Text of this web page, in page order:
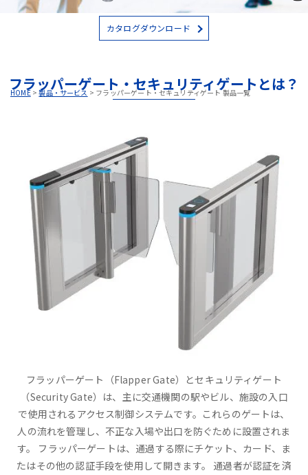
HOME>製品・サービス > フラッパーゲート・セキュリティゲート 製品一覧
カタログダウンロード
フラッパーゲート・セキュリティゲートとは？
フラッパーゲート（Flapper Gate）とセキュリティゲート
（Security Gate）は、主に交通機関の駅やビル、施設の入口
で使用されるアクセス制御システムです。これらのゲートは、
人の流れを管理し、不正な入場や出口を防ぐために設置されま
す。 フラッパーゲートは、通過する際にチケット、カード、ま
たはその他の認証手段を使用して開きます。 通過者が認証を済